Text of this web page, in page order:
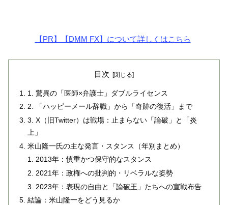
【PR】【DMM FX】について詳しくはこちら
目次
1. 驚異の「医師×弁護士」ダブルライセンス
2. 「ハッピーメール辞職」から「奇跡の復活」まで
3. X（旧Twitter）は戦場：止まらない「論破」と「炎
上」
米山隆一氏の主な発言・スタンス（年別まとめ）
2013年：慎重かつ保守的なスタンス
2021年：政権への批判的・リベラルな姿勢
2023年：表現の自由と「論破王」たちへの宣戦布告
結論：米山隆一をどう見るか